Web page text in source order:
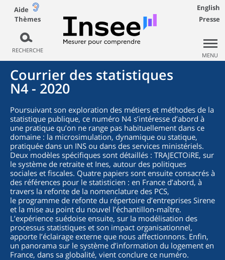
Aide
Thèmes
RECHERCHE
English
Presse
MENU
Courrier des statistiques
N4 - 2020
Poursuivant son exploration des métiers et méthodes de la
statistique publique, ce numéro N4 s’intéresse d’abord à
une pratique qu’on ne range pas habituellement dans ce
domaine : la microsimulation, dynamique ou statique,
pratiquée dans un INS ou dans des services ministériels.
Deux modèles spécifiques sont détaillés : TRAJECTOiRE, sur
le système de retraite et Ines, autour des politiques
sociales et fiscales. Quatre papiers sont ensuite consacrés à
des références pour le statisticien : en France d’abord, à
travers la refonte de la nomenclature des PCS,
le programme de refonte du répertoire d’entreprises Sirene
et la mise au point du nouvel l’échantillon-maître.
L’expérience suédoise ensuite, sur la modélisation des
processus statistiques et son impact organisationnel,
apporte l’éclairage externe que nous affectionnons. Enfin,
un panorama sur le système d’information du logement en
France, dans sa globalité, vient conclure ce numéro.